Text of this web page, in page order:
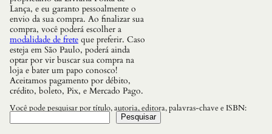
T
E
N
D
E
R
A
S
U
A
P
R
Lança, e eu garanto pessoalmente o
envio da sua compra. Ao finalizar sua
compra, você poderá escolher a
modalidade de frete que preferir. Caso
esteja em São Paulo, poderá ainda
optar por vir buscar sua compra na
loja e bater um papo conosco!
Aceitamos pagamento por débito,
crédito, boleto, Pix, e Mercado Pago.
Você pode pesquisar por título, autoria, editora, palavras-chave e ISBN:
Pesquisar